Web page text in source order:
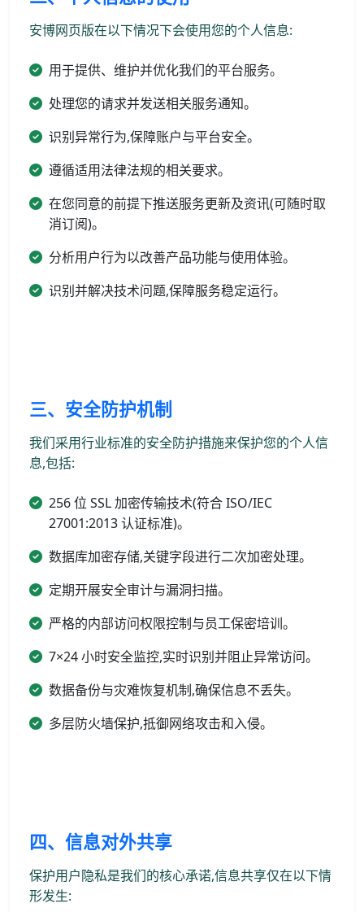
安博网页版在以下情况下会使用您的个人信息:
用于提供、维护并优化我们的平台服务。
处理您的请求并发送相关服务通知。
识别异常行为,保障账户与平台安全。
遵循适用法律法规的相关要求。
在您同意的前提下推送服务更新及资讯(可随时取
消订阅)。
分析用户行为以改善产品功能与使用体验。
识别并解决技术问题,保障服务稳定运行。
三、安全防护机制
我们采用行业标准的安全防护措施来保护您的个人信
息,包括:
256 位 SSL 加密传输技术(符合 ISO/IEC
27001:2013 认证标准)。
数据库加密存储,关键字段进行二次加密处理。
定期开展安全审计与漏洞扫描。
严格的内部访问权限控制与员工保密培训。
7×24 小时安全监控,实时识别并阻止异常访问。
数据备份与灾难恢复机制,确保信息不丢失。
多层防火墙保护,抵御网络攻击和入侵。
四、信息对外共享
保护用户隐私是我们的核心承诺,信息共享仅在以下情
形发生: